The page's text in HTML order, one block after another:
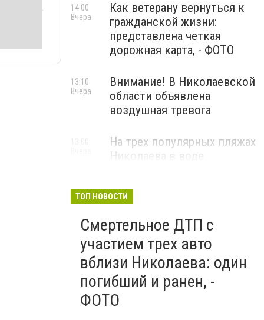
Как ветерану вернуться к
гражданской жизни:
представлена четкая
дорожная карта, - ФОТО
14:00
Вчера
Внимание! В Николаевской
области объявлена
воздушная тревога
13:10
Вчера
На трех популярных пляжах
Николаева в воде
ТОП НОВОСТИ
Смертельное ДТП с
участием трех авто
вблизи Николаева: один
погибший и ранен, -
ФОТО